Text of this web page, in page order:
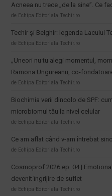
Acneea nu trece „de la sine”. Ce
de Echipa Editoriala Techir.ro
Techir și Belghir: legenda Lacului
de Echipa Editoriala Techir.ro
„Uneori nu tu alegi momentul,
Ramona Ungureanu, co-
de Echipa Editoriala Techir.ro
Biochimia verii dincolo de SPF:
microbiomul tău la nivel celular
de Echipa Editoriala Techir.ro
Ce am aflat când v-am întrebat
de Echipa Editoriala Techir.ro
Cosmoprof 2026 ep. 04 |
devenit îngrijire de suflet
de Echipa Editoriala Techir.ro